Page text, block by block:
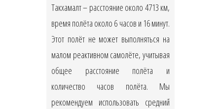
Такхамалт – расстояние около 4713 км,
время полёта около 6 часов и 16 минут.
Этот полёт не может выполняться на
малом реактивном самолёте, учитывая
общее расстояние полёта и
количество часов полёта. Мы
рекомендуем использовать средний